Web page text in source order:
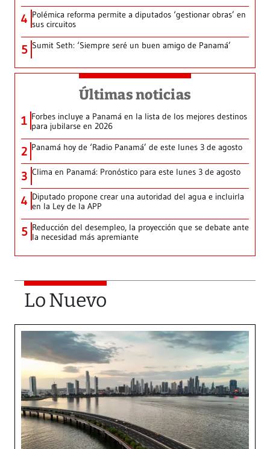
4 Polémica reforma permite a diputados ‘gestionar obras’ en
sus circuitos
5 Sumit Seth: ‘Siempre seré un buen amigo de Panamá’
Últimas noticias
1 Forbes incluye a Panamá en la lista de los mejores destinos
para jubilarse en 2026
2 Panamá hoy de ‘Radio Panamá’ de este lunes 3 de agosto
3 Clima en Panamá: Pronóstico para este lunes 3 de agosto
4 Diputado propone crear una autoridad del agua e incluirla
en la Ley de la APP
5 Reducción del desempleo, la proyección que se debate ante
la necesidad más apremiante
Lo Nuevo